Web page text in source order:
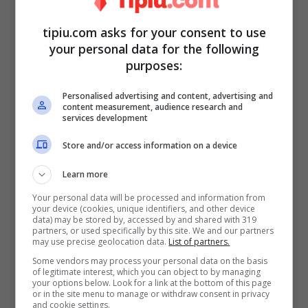
Reale dare il lieto evento. Si tratta di
Beatrice, figlia di Andrea di York
del principe Carlo e figlio quindi della
Regina Elisabetta. La nipote della regina ha
dovuto affrontare alcune complicazioni
durante la gravidanza che l’hanno costretta
persino al ricovero. I medici sono però stati
tipiu.com asks for your consent to use
your personal data for the following
purposes:
Personalised advertising and content, advertising and
content measurement, audience research and
services development
Store and/or access information on a device
Learn more
Your personal data will be processed and information from
your device (cookies, unique identifiers, and other device
data) may be stored by, accessed by and shared with 319
partners, or used specifically by this site. We and our partners
may use precise geolocation data. List of partners.
Some vendors may process your personal data on the basis
of legitimate interest, which you can object to by managing
your options below. Look for a link at the bottom of this page
or in the site menu to manage or withdraw consent in privacy
and cookie settings.